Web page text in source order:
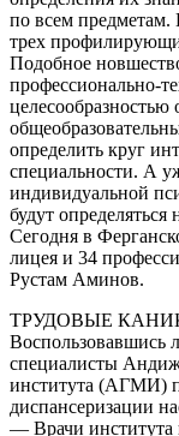
по всем предметам.
трех
Подобное
профессионально-
определить круг
специальности. А
индивидуальной
будут
Сегодня в
лицея и 34
Рустам Аминов.
ТРУДОВЫЕ
Воспользовавшись
специалисты
института (АГМИ)
диспансеризации
— Врачи института